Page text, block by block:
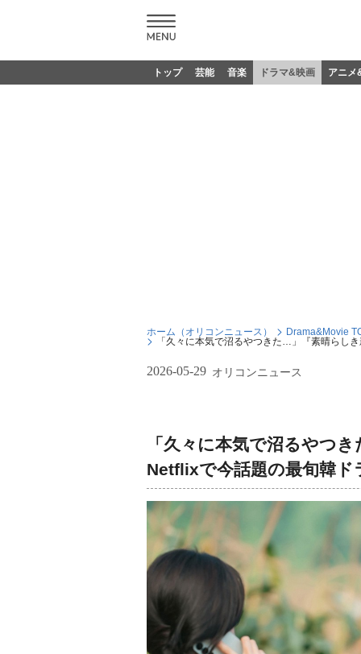
トップ 芸能 音楽 ドラマ&映画 アニメ
ホーム（オリコンニュース）
Drama&Movie
「久々に本気で沼るやつきた…」『素晴らし
2026-05-29 オリコンニュース
「久々に本気で沼るやつ
Netflixで今話題の最旬韓ド